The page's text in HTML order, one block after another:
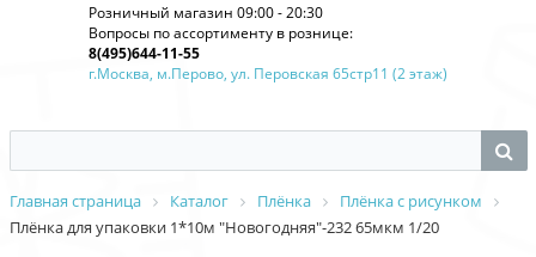
Розничный магазин 09:00 - 20:30
Вопросы по ассортименту в рознице:
8(495)644-11-55
г.Москва, м.Перово, ул. Перовская 65стр11 (2 этаж)
Главная страница Каталог Плёнка
Плёнка с рисунком
Плёнка для упаковки 1*10м "Новогодняя"-232 65мкм 1/20